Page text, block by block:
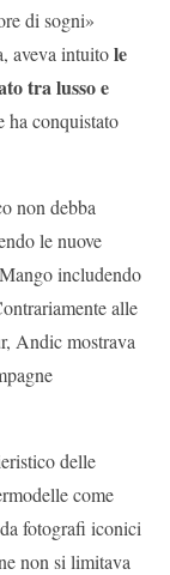
di sogni»
aveva intuitole
tra lusso e
ha conquistato
non debba
le nuove
includendo
alle
Andic mostrava
delle
come
fotografi iconici
non si limitava